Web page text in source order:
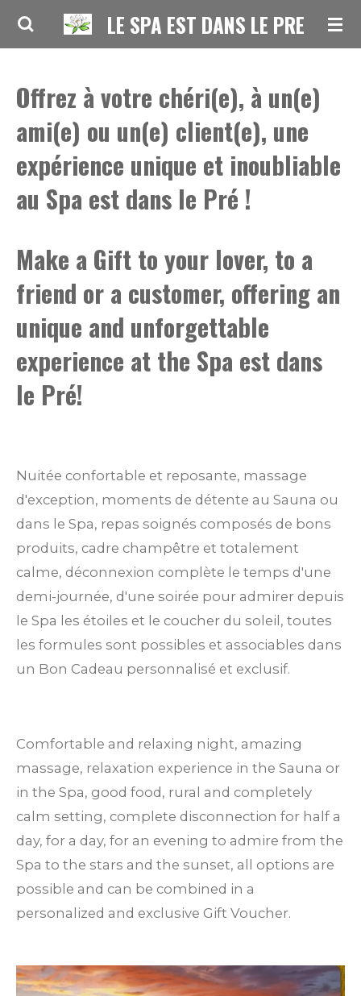
Passer
principal
LE SPA EST DANS LE PRE
Offrez à votre chéri(e), à un(e)
ami(e) ou un(e) client(e), une
expérience unique et inoubliable
au Spa est dans le Pré !
Make a Gift to your lover, to a
friend or a customer, offering an
unique and unforgettable
experience at the Spa est dans
le Pré!
Nuitée confortable et reposante, massage
d'exception, moments de détente au Sauna ou
dans le Spa, repas soignés composés de bons
produits, cadre champêtre et totalement
calme, déconnexion complète le temps d'une
demi-journée, d'une soirée pour admirer depuis
le Spa les étoiles et le coucher du soleil, toutes
les formules sont possibles et associables dans
un Bon Cadeau personnalisé et exclusif.
Comfortable and relaxing night, amazing
massage, relaxation experience in the Sauna or
in the Spa, good food, rural and completely
calm setting, complete disconnection for half a
day, for a day, for an evening to admire from the
Spa to the stars and the sunset, all options are
possible and can be combined in a
personalized and exclusive Gift Voucher.